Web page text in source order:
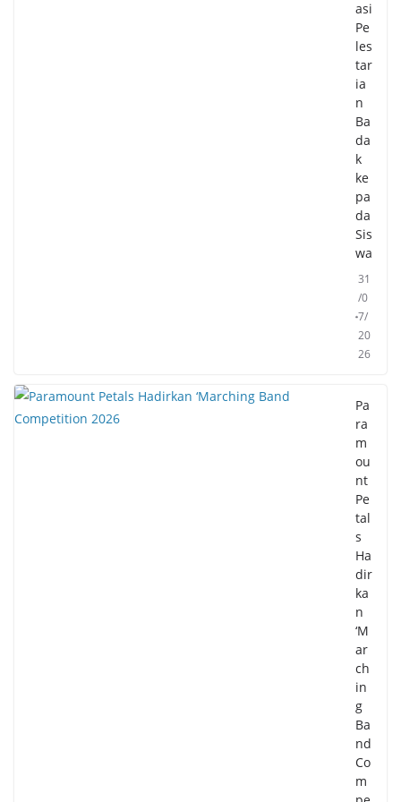
asi
Pe
les
tar
ia
n
Ba
da
k
ke
pa
da
Sis
wa
31
/0
7/
20
26
Pa
ra
m
ou
nt
Pe
tal
s
Ha
dir
ka
n
‘M
ar
ch
in
g
Ba
nd
Co
m